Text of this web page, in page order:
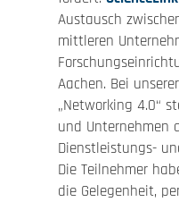
Austausch
mittleren
Aachen. Bei
„Networking 4.0“
und Unternehmen
Dienstleistungs-
Die Teilnehmer
die Gelegenheit,